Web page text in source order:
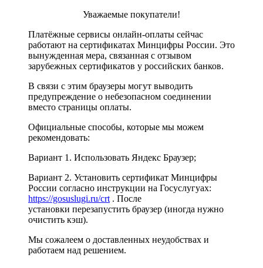
Уважаемые покупатели!
Платёжные сервисы онлайн-оплаты сейчас
работают на сертификатах Минцифры России. Это
вынужденная мера, связанная с отзывом
зарубежных сертификатов у российских банков.
В связи с этим браузеры могут выводить
предупреждение о небезопасном соединении
вместо страницы оплаты.
Официальные способы, которые мы можем
рекомендовать:
Вариант 1. Использовать Яндекс Браузер;
Вариант 2. Установить сертификат Минцифры
России согласно инструкции на Госуслугуах:
https://gosuslugi.ru/crt . После
установки перезапустить браузер (иногда нужно
очистить кэш).
Мы сожалеем о доставленных неудобствах и
работаем над решением.